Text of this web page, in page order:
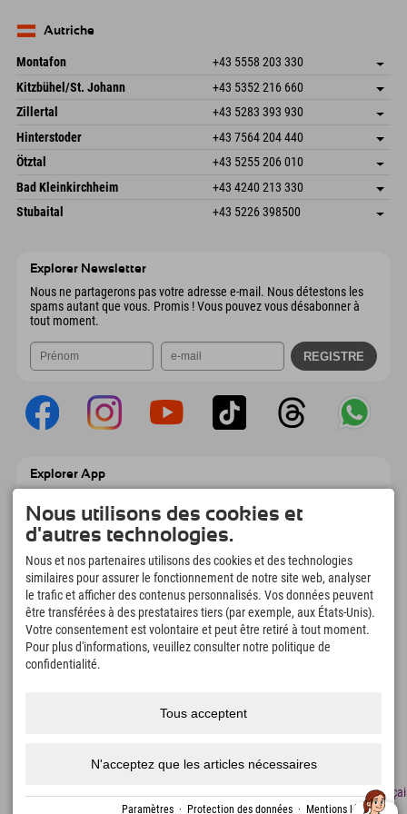
Allemagne
Autriche
Montafon +43 5558 203 330
Dorfstr. 127b
6793 Gaschurn/Montafon
Autriche
Enregistrer l'adresse
Informations d'arrivée
Réservation
Kitzbühel/St. Johann +43 5352 216 660
Speckbacherstraße 87
Autriche
Enregistrer l'adresse
Réservation
Zillertal +43 5283 393 930
Schmiedau 2
6272 Kaltenbach im Zillertal
Autriche
Enregistrer l'adresse
Informations d'arrivée
Réservation
Hinterstoder +43 7564 204 440
Freizeitpark 10
Autriche
Enregistrer l'adresse
Réservation
Ötztal +43 5255 206 010
Gscheat 14
6441 Umhausen
Autriche
Enregistrer l'adresse
Informations d'arrivée
Réservation
Bad Kleinkirchheim +43 4240 213 330
Dorfstraße 24
Enregistrer l'adresse
Stubaital +43 5226 398500
Explorer Newsletter
Nous ne partagerons pas votre adresse e-mail. Nous détestons les
spams autant que vous. Promis ! Vous pouvez vous désabonner à
tout moment.
Explorer App
Explorer à emporter avec aperçu de vos
réservations, liste de choses à faire, aperçu
des restaurants et bien plus encore.
Téléchargez-le maintenant !
L'heure des moments d'exploration
166
Lacs de montagne et
piscines d'aventure
4.634 km
Pistes de ski et de
de
Nous utilisons des cookies et
d'autres technologies.
Nous et nos partenaires utilisons des cookies et des technologies
similaires pour assurer le fonctionnement de notre site web, analyser
le trafic et afficher des contenus personnalisés. Vos données peuvent
être transférées à des prestataires tiers (par exemple, aux États-Unis).
Votre consentement est volontaire et peut être retiré à tout moment.
Pour plus d'informations, veuillez consulter notre politique de
confidentialité.
Tous acceptent
N'acceptez que les articles nécessaires
Paramètres · Protection des données · Mentions légales